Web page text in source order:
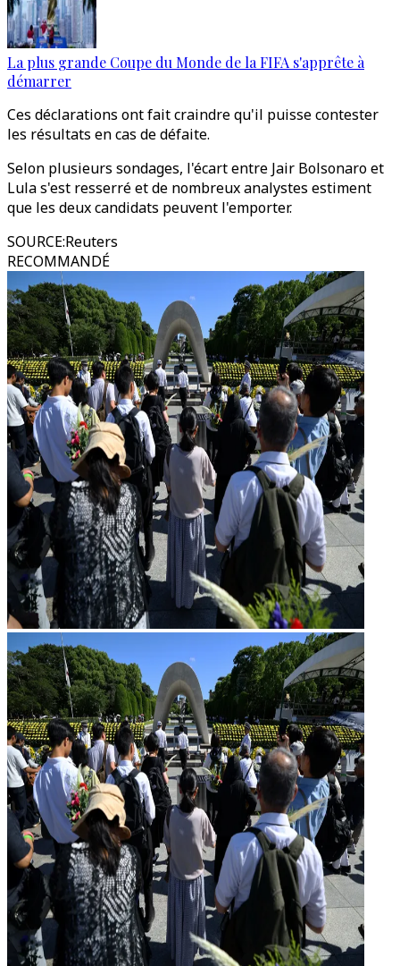
La plus grande Coupe du Monde de la FIFA s'apprête à
démarrer
Ces déclarations ont fait craindre qu'il puisse contester
les résultats en cas de défaite.
Selon plusieurs sondages, l'écart entre Jair Bolsonaro et
Lula s'est resserré et de nombreux analystes estiment
que les deux candidats peuvent l'emporter.
SOURCE:Reuters
RECOMMANDÉ